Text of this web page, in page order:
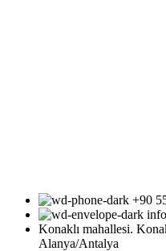
+90
Konaklı mahallesi.
Alanya/Antalya